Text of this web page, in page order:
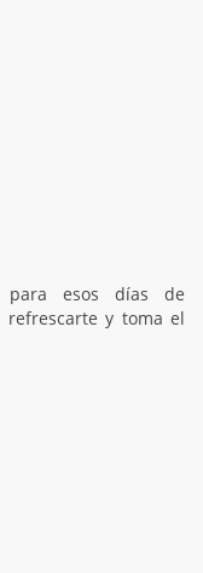
esos días de
refrescarte y toma el